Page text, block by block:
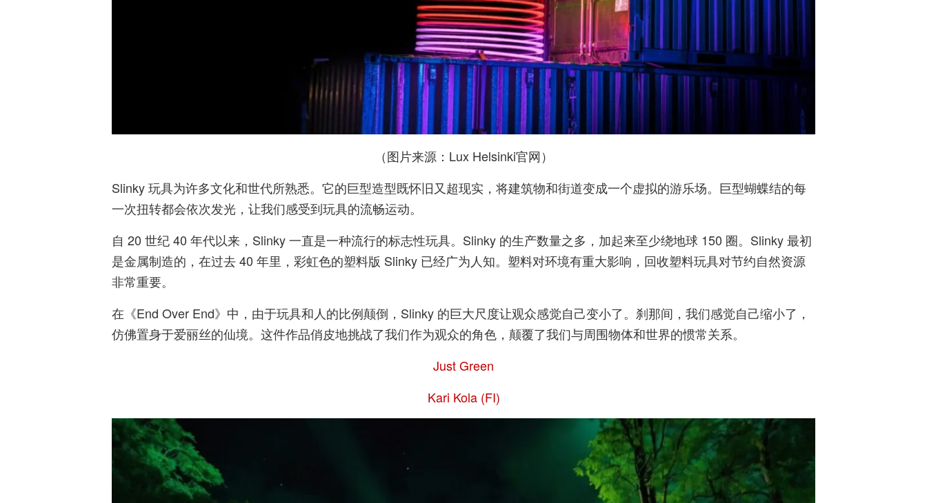
（图片来源：Lux Helsinki官网）
Slinky 玩具为许多文化和世代所熟悉。它的巨型造型既怀旧又超现实，将建筑物和街道变成一个虚拟的游乐场。巨型蝴蝶结的每
一次扭转都会依次发光，让我们感受到玩具的流畅运动。
自 20 世纪 40 年代以来，Slinky 一直是一种流行的标志性玩具。Slinky 的生产数量之多，加起来至少绕地球 150 圈。Slinky 最初
是金属制造的，在过去 40 年里，彩虹色的塑料版 Slinky 已经广为人知。塑料对环境有重大影响，回收塑料玩具对节约自然资源
非常重要。
在《End Over End》中，由于玩具和人的比例颠倒，Slinky 的巨大尺度让观众感觉自己变小了。刹那间，我们感觉自己缩小了，
仿佛置身于爱丽丝的仙境。这件作品俏皮地挑战了我们作为观众的角色，颠覆了我们与周围物体和世界的惯常关系。
Just Green
Kari Kola (FI)